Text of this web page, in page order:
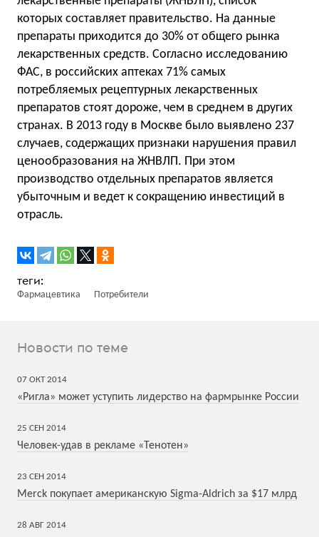
которых составляет правительство. На данные
препараты приходится до 30% от общего рынка
лекарственных средств. Согласно исследованию
ФАС, в российских аптеках 71% самых
потребляемых рецептурных лекарственных
препаратов стоят дороже, чем в среднем в других
странах. В 2013 году в Москве было выявлено 237
случаев, содержащих признаки нарушения правил
ценообразования на ЖНВЛП. При этом
производство отдельных препаратов является
убыточным и ведет к сокращению инвестиций в
отрасль.
Фармацевтика Потребители
Новости по теме
07 ОКТ 2014
«Ригла» может уступить лидерство на фармрынке России
25 СЕН 2014
Человек-удав в рекламе «Тенотен»
23 СЕН 2014
Merck покупает американскую Sigma-Aldrich за $17 млрд
28 АВГ 2014